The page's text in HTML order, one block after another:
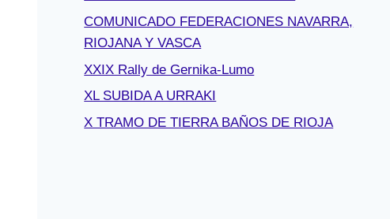
COMUNICADO FEDERACIONES NAVARRA,
RIOJANA Y VASCA
XXIX Rally de Gernika-Lumo
XL SUBIDA A URRAKI
X TRAMO DE TIERRA BAÑOS DE RIOJA